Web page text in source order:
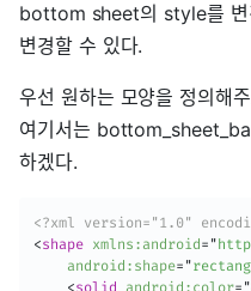
bottom sheet의 style를 변
변경할 수 있다.
우선 원하는 모양을 정의해
여기서는
하겠다.
<?xml version="1.0"
<shape xmlns: android = "
android: shape= "